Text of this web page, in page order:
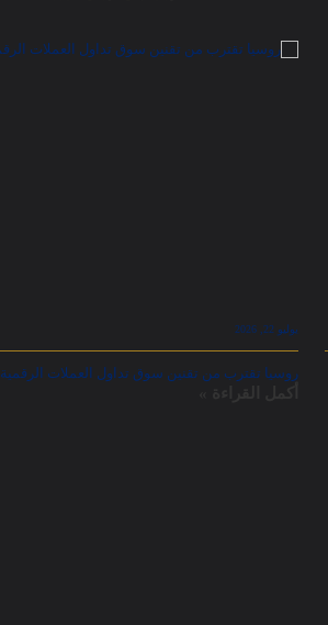
يوليو 22, 2026
روسيا تقترب من تقنين سوق تداول العملات الرقمية